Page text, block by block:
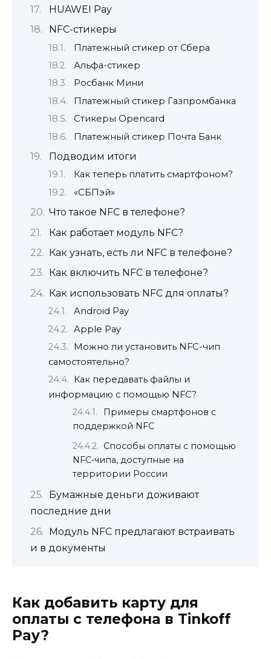
HUAWEI Pay
NFC-стикеры
Платежный стикер от Сбера
Альфа-стикер
Росбанк Мини
Платежный стикер Газпромбанка
Стикеры Opencard
Платежный стикер Почта Банк
Подводим итоги
Как теперь платить смартфоном?
«СБПэй»
Что такое NFC в телефоне?
Как работает модуль NFC?
Как узнать, есть ли NFC в телефоне?
Как включить NFC в телефоне?
Как использовать NFC для оплаты?
Android Pay
Apple Pay
Можно ли установить NFC-чип
самостоятельно?
Как передавать файлы и
информацию с помощью NFC?
Примеры смартфонов с
поддержкой NFC
Способы оплаты с помощью
NFC-чипа, доступные на
территории России
Бумажные деньги доживают
последние дни
Модуль NFC предлагают встраивать
и в документы
Как добавить карту для
оплаты с телефона в Tinkoff
Pay?